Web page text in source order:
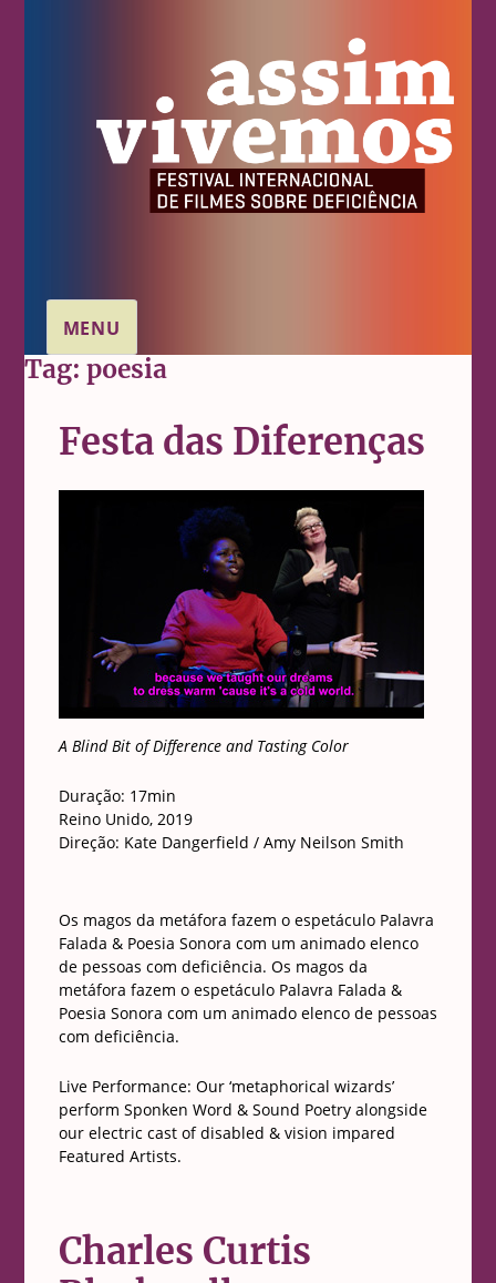
MENU
Tag:poesia
Festa das Diferenças
A Blind Bit of Difference and Tasting Color
Duração: 17min
Reino Unido, 2019
Direção: Kate Dangerfield / Amy Neilson Smith
Os magos da metáfora fazem o espetáculo Palavra
Falada & Poesia Sonora com um animado elenco
de pessoas com deficiência. Os magos da
metáfora fazem o espetáculo Palavra Falada &
Poesia Sonora com um animado elenco de pessoas
com deficiência.
Live Performance: Our ‘metaphorical wizards’
perform Sponken Word & Sound Poetry alongside
our electric cast of disabled & vision impared
Featured Artists.
Charles Curtis